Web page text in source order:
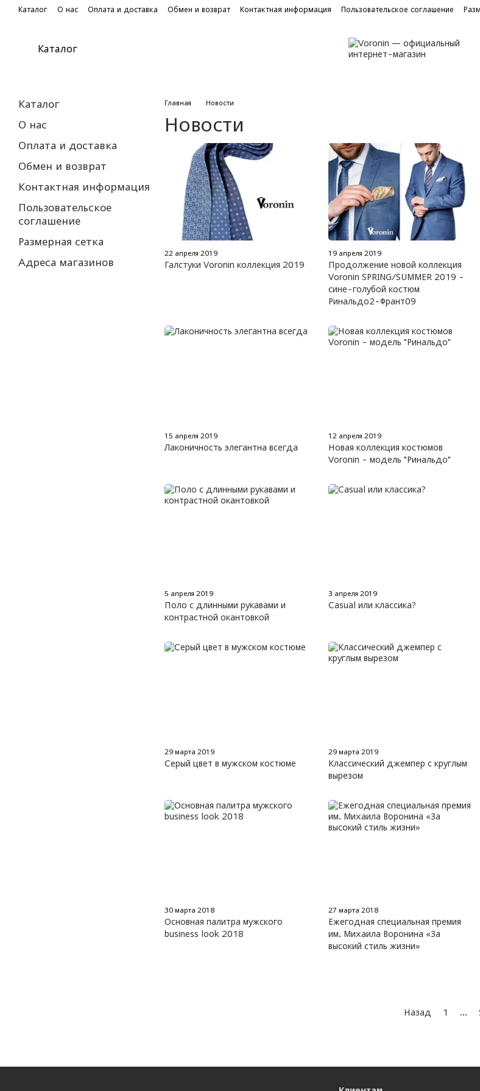
Перейти к основному контенту
Каталог О нас Оплата и доставка Обмен и возврат Контактная информация Пользовательское соглашение
Каталог
Главная Новости
Новости
22 апреля 2019
Галстуки Voronin коллекция 2019
19 апреля 2019
Продолжение новой коллекция
Voronin SPRING/SUMMER 2019 -
сине-голубой костюм
Ринальдо2-Франт09
15 апреля 2019
Лаконичность элегантна всегда
12 апреля 2019
Новая коллекция костюмов
Voronin - модель "Ринальдо"
5 апреля 2019
Поло с длинными рукавами и
контрастной окантовкой
3 апреля 2019
Casual или классика?
29 марта 2019
Серый цвет в мужском костюме
29 марта 2019
Классический джемпер с круглым
вырезом
30 марта 2018
Основная палитра мужского
business look 2018
27 марта 2018
Ежегодная специальная премия
им. Михаила Воронина «За
высокий стиль жизни»
Назад 1 ...
Каталог
О нас
Оплата и доставка
Обмен и возврат
Контактная информация
Пользовательское
соглашение
Размерная сетка
Адреса магазинов